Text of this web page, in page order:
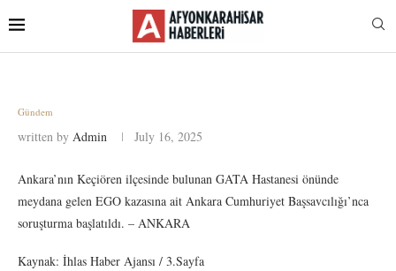
Gündem
written by Admin July 16, 2025
Ankara’nın Keçiören ilçesinde bulunan GATA Hastanesi önünde
meydana gelen EGO kazasına ait Ankara Cumhuriyet Başsavcılığı’nca
soruşturma başlatıldı. – ANKARA
Kaynak: İhlas Haber Ajansı / 3.Sayfa